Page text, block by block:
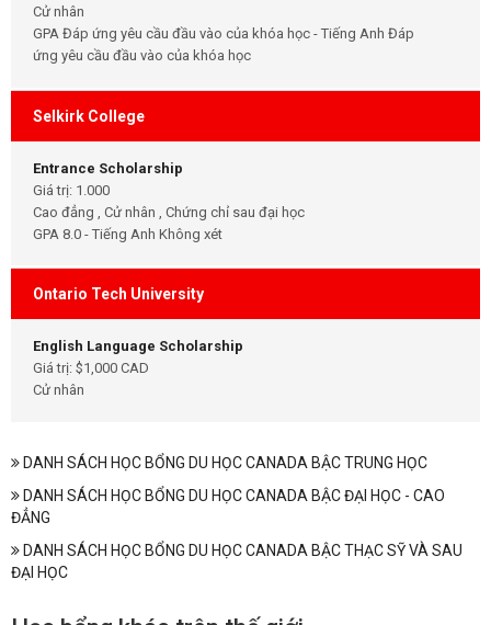
Cử nhân
GPA Đáp ứng yêu cầu đầu vào của khóa học - Tiếng Anh Đáp
ứng yêu cầu đầu vào của khóa học
Selkirk College
Entrance Scholarship
Giá trị: 1.000
Cao đẳng , Cử nhân , Chứng chỉ sau đại học
GPA 8.0 - Tiếng Anh Không xét
Ontario Tech University
English Language Scholarship
Giá trị: $1,000 CAD
Cử nhân
DANH SÁCH HỌC BỔNG DU HỌC CANADA BẬC TRUNG HỌC
DANH SÁCH HỌC BỔNG DU HỌC CANADA BẬC ĐẠI HỌC - CAO
ĐẲNG
DANH SÁCH HỌC BỔNG DU HỌC CANADA BẬC THẠC SỸ VÀ SAU
ĐẠI HỌC